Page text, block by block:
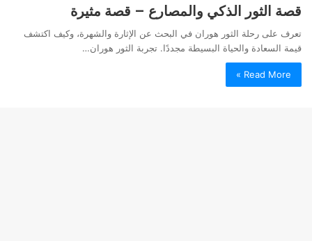
قصة الثور الذكي والمصارع – قصة مثيرة
تعرف على رحلة الثور هوران في البحث عن الإثارة والشهرة، وكيف اكتشف
قيمة السعادة والحياة البسيطة مجددًا. تجربة الثور هوران…
Read More »